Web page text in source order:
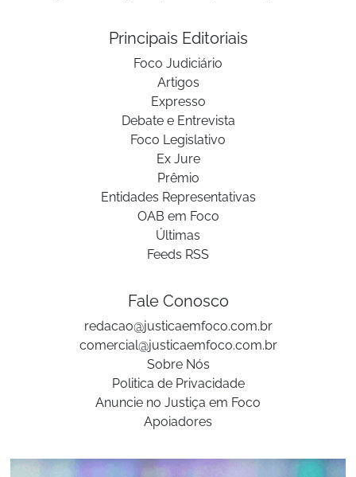
Principais Editoriais
Foco Judiciário
Artigos
Expresso
Debate e Entrevista
Foco Legislativo
Ex Jure
Prêmio
Entidades Representativas
OAB em Foco
Últimas
Feeds RSS
Fale Conosco
redacao@justicaemfoco.com.br
comercial@justicaemfoco.com.br
Sobre Nós
Politica de Privacidade
Anuncie no Justiça em Foco
Apoiadores